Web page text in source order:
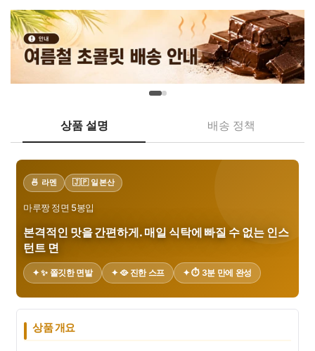
상품 설명 배송 정책
🍜 라멘 🇯🇵 일본산
마루짱 정면 5봉입
본격적인 맛을 간편하게. 매일 식탁에 빠질 수 없는 인스
턴트 면
✦ ✨ 쫄깃한 면발 ✦ 🥘 진한 스프 ✦ ⏱️ 3분 만에 완성
상품 개요